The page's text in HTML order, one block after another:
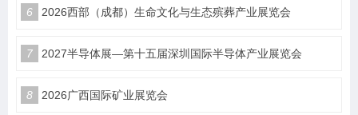
6 2026西部（成都）生命文化与生态殡葬产业展览会
7 2027半导体展—第十五届深圳国际半导体产业展览会
8 2026广西国际矿业展览会